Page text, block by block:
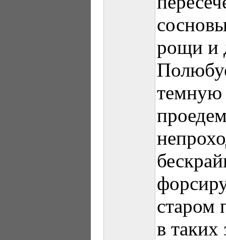
рощи и
темную
старом
в таких